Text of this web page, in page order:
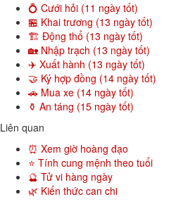
💍 Cưới hỏi (11 ngày tốt)
🏪 Khai trương (13 ngày tốt)
🏗️ Động thổ (13 ngày tốt)
🏡 Nhập trạch (13 ngày tốt)
✈️ Xuất hành (13 ngày tốt)
🤝 Ký hợp đồng (14 ngày tốt)
🚗 Mua xe (14 ngày tốt)
⚱️ An táng (15 ngày tốt)
Liên quan
⏰ Xem giờ hoàng đạo
⭐ Tính cung mệnh theo tuổi
🔮 Tử vi hàng ngày
🌿 Kiến thức can chi